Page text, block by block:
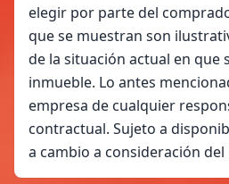
elegir por parte del
que se muestran son
de la situación actual en que
inmueble. Lo antes
empresa de cualquier
contractual. Sujeto a
a cambio a consideración